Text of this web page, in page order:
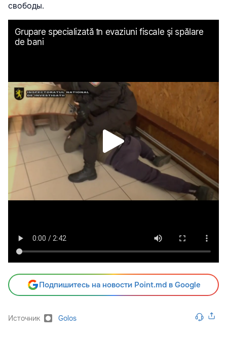
свободы.
Подпишитесь на новости Point.md в Google
Источник Golos